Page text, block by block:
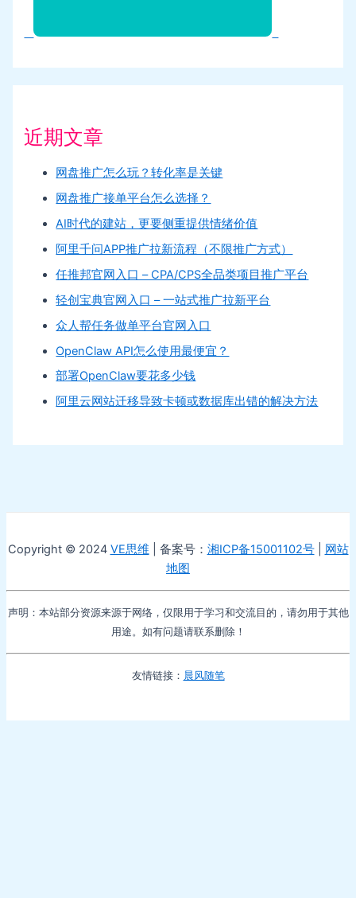
近期文章
网盘推广怎么玩？转化率是关键
网盘推广接单平台怎么选择？
AI时代的建站，更要侧重提供情绪价值
阿里千问APP推广拉新流程（不限推广方式）
任推邦官网入口 – CPA/CPS全品类项目推广平台
轻创宝典官网入口 – 一站式推广拉新平台
众人帮任务做单平台官网入口
OpenClaw API怎么使用最便宜？
部署OpenClaw要花多少钱
阿里云网站迁移导致卡顿或数据库出错的解决方法
Copyright © 2024 VE思维 | 备案号： 湘ICP备15001102号| 网站
地图
声明：本站部分资源来源于网络，仅限用于学习和交流目的，请勿用于其他
用途。如有问题请联系删除！
友情链接： 晨风随笔